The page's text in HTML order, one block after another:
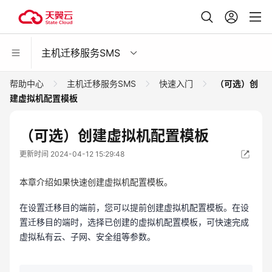
主机迁移服务SMS
帮助中心 主机迁移服务SMS 快速入门
（可选）创
建虚拟机配置模板
（可选）创建虚拟机配置模板
更新时间 2024-04-12 15:29:48
本章介绍如果快速创建虚拟机配置模板。
在设置迁移目的端前，您可以提前创建虚拟机配置模板。在设
置迁移目的端时，选择已创建的虚拟机配置模板，可快速完成
虚拟私有云、子网、安全组等参数。